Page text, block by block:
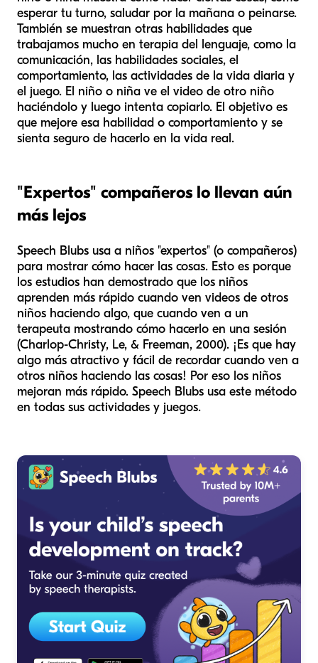
esperar tu turno, saludar por la mañana o peinarse.
También se muestran otras habilidades que
trabajamos mucho en terapia del lenguaje, como la
comunicación, las habilidades sociales, el
comportamiento, las actividades de la vida diaria y
el juego. El niño o niña ve el video de otro niño
haciéndolo y luego intenta copiarlo. El objetivo es
que mejore esa habilidad o comportamiento y se
sienta seguro de hacerlo en la vida real.
"Expertos" compañeros lo llevan aún
más lejos
Speech Blubs usa a niños "expertos" (o compañeros)
para mostrar cómo hacer las cosas. Esto es porque
los estudios han demostrado que los niños
aprenden más rápido cuando ven videos de otros
niños haciendo algo, que cuando ven a un
terapeuta mostrando cómo hacerlo en una sesión
(Charlop-Christy, Le, & Freeman, 2000). ¡Es que hay
algo más atractivo y fácil de recordar cuando ven a
otros niños haciendo las cosas! Por eso los niños
mejoran más rápido. Speech Blubs usa este método
en todas sus actividades y juegos.